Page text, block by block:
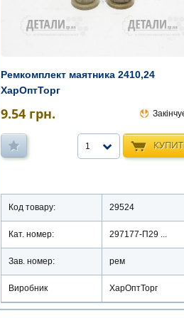
Ремкомплект маятника 2410,24
ХарОптТорг
9.54 грн.
1
Код товару: 29524
Кат. номер: 297177-П29 ...
Зав. номер: рем
Виробник ХарОптТорг